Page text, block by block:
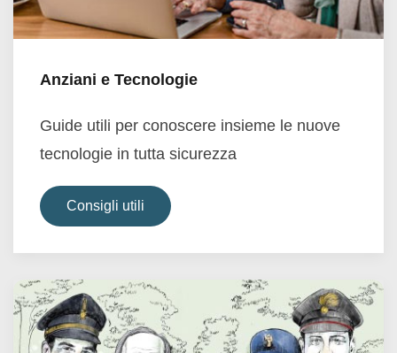
Anziani e Tecnologie
Guide utili per conoscere insieme le nuove
tecnologie in tutta sicurezza
Consigli utili